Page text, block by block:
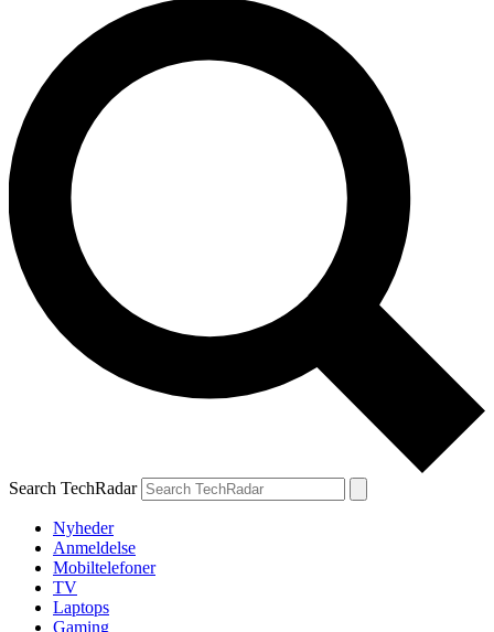
Search TechRadar
Nyheder
Anmeldelse
Mobiltelefoner
TV
Laptops
Gaming